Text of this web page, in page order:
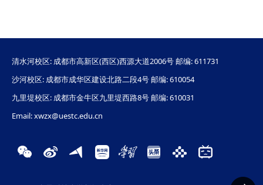
清水河校区: 成都市高新区(西区)西源大道2006号 邮编: 611731
沙河校区: 成都市成华区建设北路二段4号 邮编: 610054
九里堤校区: 成都市金牛区九里堤西路8号 邮编: 610031
Email: xwzx@uestc.edu.cn